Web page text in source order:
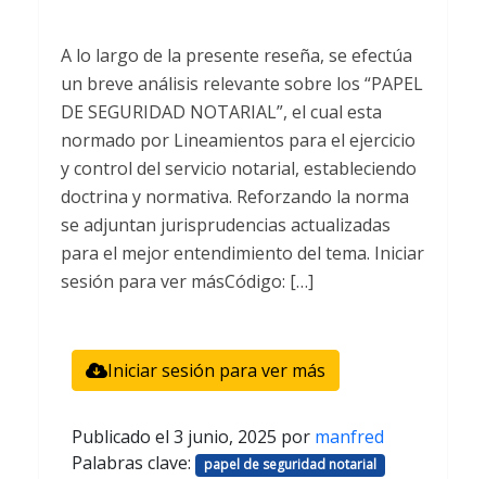
A lo largo de la presente reseña, se efectúa
un breve análisis relevante sobre los “PAPEL
DE SEGURIDAD NOTARIAL”, el cual esta
normado por Lineamientos para el ejercicio
y control del servicio notarial, estableciendo
doctrina y normativa. Reforzando la norma
se adjuntan jurisprudencias actualizadas
para el mejor entendimiento del tema. Iniciar
sesión para ver másCódigo: […]
Iniciar sesión para ver más
Publicado el 3 junio, 2025 por manfred
Palabras clave:
papel de seguridad notarial